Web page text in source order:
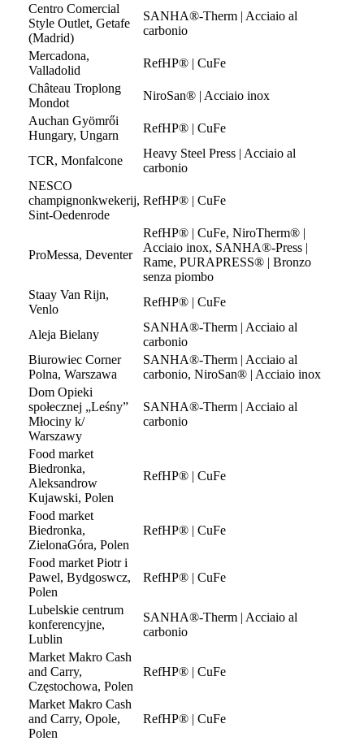
Centro Comercial
Style Outlet, Getafe
(Madrid)
SANHA®-Therm | Acciaio al
carbonio
Mercadona,
Valladolid
RefHP® | CuFe
Château Troplong
Mondot
NiroSan® | Acciaio inox
Auchan Gyömrői
Hungary, Ungarn
RefHP® | CuFe
TCR, Monfalcone
Heavy Steel Press | Acciaio al
carbonio
NESCO
champignonkwekerij,
Sint-Oedenrode
RefHP® | CuFe
ProMessa, Deventer
RefHP® | CuFe, NiroTherm® |
Acciaio inox, SANHA®-Press |
Rame, PURAPRESS® | Bronzo
senza piombo
Staay Van Rijn,
Venlo
RefHP® | CuFe
Aleja Bielany
SANHA®-Therm | Acciaio al
carbonio
Biurowiec Corner
Polna, Warszawa
SANHA®-Therm | Acciaio al
carbonio, NiroSan® | Acciaio inox
Dom Opieki
społecznej „Leśny”
Młociny k/
Warszawy
SANHA®-Therm | Acciaio al
carbonio
Food market
Biedronka,
Aleksandrow
Kujawski, Polen
RefHP® | CuFe
Food market
Biedronka,
ZielonaGóra, Polen
RefHP® | CuFe
Food market Piotr i
Pawel, Bydgoswcz,
Polen
RefHP® | CuFe
Lubelskie centrum
konferencyjne,
Lublin
SANHA®-Therm | Acciaio al
carbonio
Market Makro Cash
and Carry,
Częstochowa, Polen
RefHP® | CuFe
Market Makro Cash
and Carry, Opole,
Polen
RefHP® | CuFe